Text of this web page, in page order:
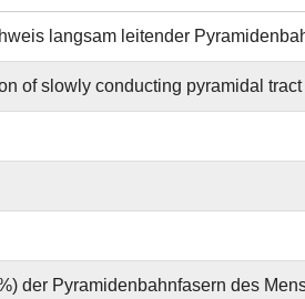
langsam leitender
of slowly conducting pyramidal tract
der Pyramidenbahnfasern des